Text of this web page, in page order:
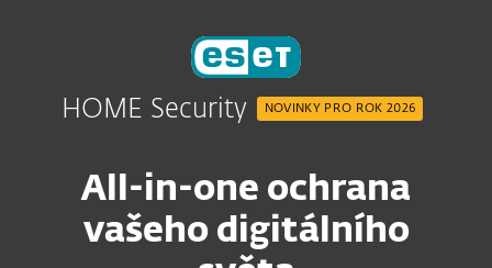
HOME Security NOVINKY PRO ROK 2026
All-in-one ochrana
vašeho digitálního